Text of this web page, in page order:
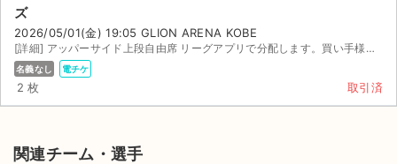
ズ
2026/05/01(金) 19:05 GLION ARENA KOBE
[詳細] アッパーサイド上段自由席 リーグアプリで分配します。買い手様のお名前、メールアドレスが必要です。
名義なし 電チケ
2 枚 取引済
関連チーム・選手